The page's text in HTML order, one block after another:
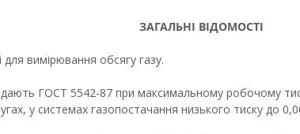
ЗАГАЛЬНІ ВІДОМОСТІ
вимірювання обсягу газу.
ГОСТ 5542-87 при максимальному робочому
у системах газопостачання низького тиску до